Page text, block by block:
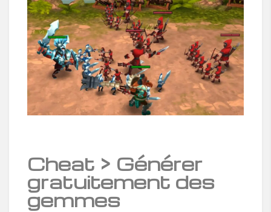
Cheat > Générer
gratuitement des
gemmes